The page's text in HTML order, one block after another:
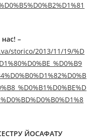
–
storico/2013/11/19/%D
ЙОСАФАТУ